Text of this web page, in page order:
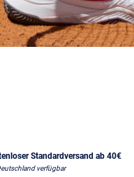
Standardversand ab 40€
verfügbar